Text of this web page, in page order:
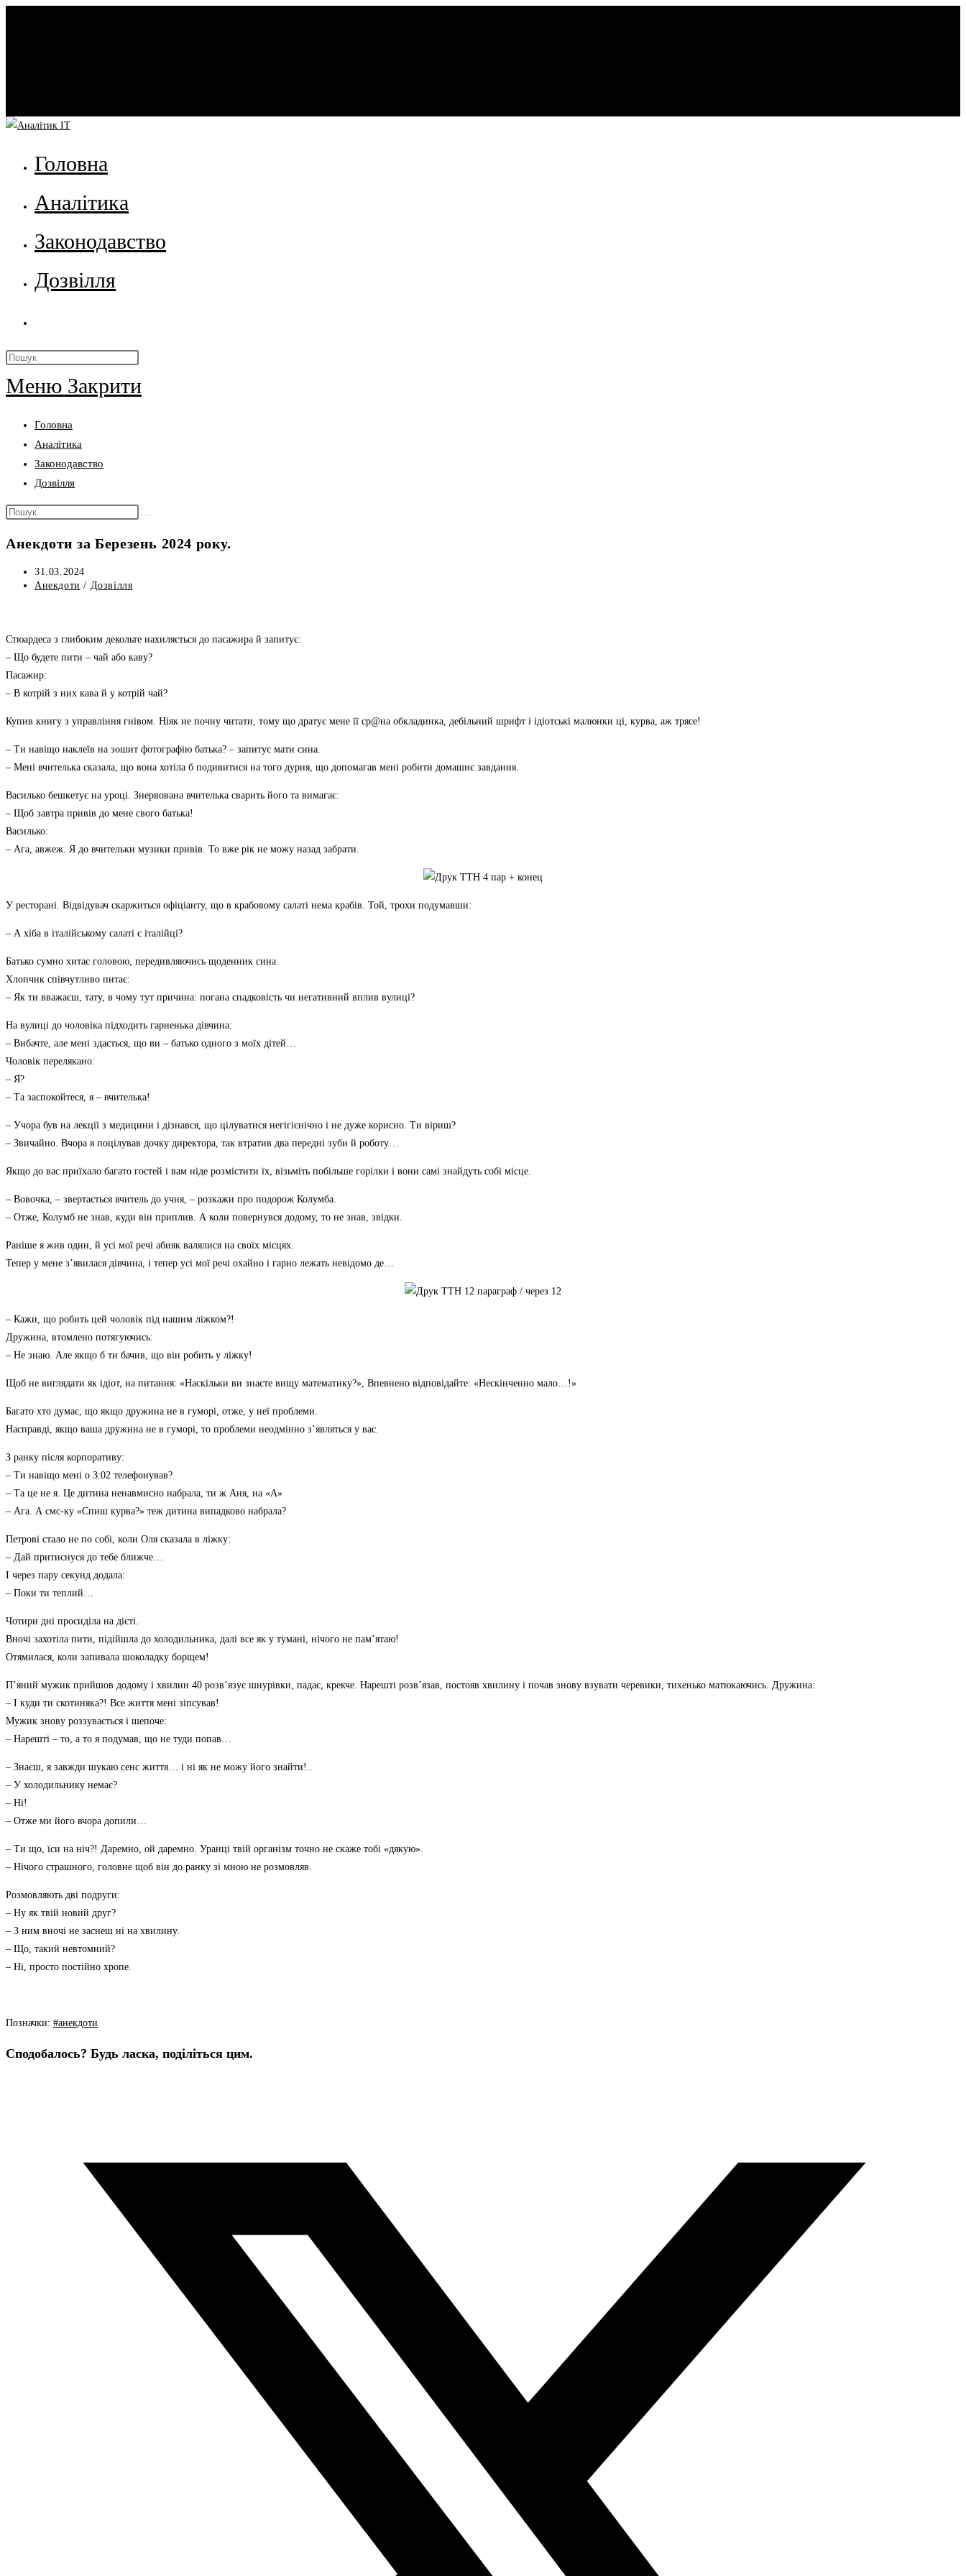
Головна
Аналітика
Законодавство
Дозвілля
Меню Закрити
Головна
Аналітика
Законодавство
Дозвілля
Анекдоти за Березень 2024 року.
31.03.2024
Анекдоти / Дозвілля
Стюардеса з глибоким декольте нахиляється до пасажира й запитує:
– Що будете пити – чай або каву?
Пасажир:
– В котрій з них кава й у котрій чай?
Купив книгу з управління гнівом. Ніяк не почну читати, тому що дратує мене її ср@на обкладинка, дебільний шрифт і ідіотські малюнки ці, курва, аж трясе!
– Ти навіщо наклеїв на зошит фотографію батька? – запитує мати сина.
– Мені вчителька сказала, що вона хотіла б подивитися на того дурня, що допомагав мені робити домашнє завдання.
Василько бешкетує на уроці. Знервована вчителька сварить його та вимагає:
– Щоб завтра привів до мене свого батька!
Василько:
– Ага, авжеж. Я до вчительки музики привів. То вже рік не можу назад забрати.
У ресторані. Відвідувач скаржиться офіціанту, що в крабовому салаті нема крабів. Той, трохи подумавши:
– А хіба в італійському салаті є італійці?
Батько сумно хитає головою, передивляючись щоденник сина.
Хлопчик співчутливо питає:
– Як ти вважаєш, тату, в чому тут причина: погана спадковість чи негативний вплив вулиці?
На вулиці до чоловіка підходить гарненька дівчина:
– Вибачте, але мені здається, що ви – батько одного з моїх дітей…
Чоловік перелякано:
– Я?
– Та заспокойтеся, я – вчителька!
– Учора був на лекції з медицини і дізнався, що цілуватися негігієнічно і не дуже корисно. Ти віриш?
– Звичайно. Вчора я поцілував дочку директора, так втратив два передні зуби й роботу…
Якщо до вас приїхало багато гостей і вам ніде розмістити їх, візьміть побільше горілки і вони самі знайдуть собі місце.
– Вовочка, – звертається вчитель до учня, – розкажи про подорож Колумба.
– Отже, Колумб не знав, куди він приплив. А коли повернувся додому, то не знав, звідки.
Раніше я жив один, й усі мої речі абияк валялися на своїх місцях.
Тепер у мене з’явилася дівчина, і тепер усі мої речі охайно і гарно лежать невідомо де…
– Кажи, що робить цей чоловік під нашим ліжком?!
Дружина, втомлено потягуючись:
– Не знаю. Але якщо б ти бачив, що він робить у ліжку!
Щоб не виглядати як ідіот, на питання: «Наскільки ви знаєте вищу математику?», Впевнено відповідайте: «Нескінченно мало…!»
Багато хто думає, що якщо дружина не в гуморі, отже, у неї проблеми.
Насправді, якщо ваша дружина не в гуморі, то проблеми неодмінно з’являться у вас.
З ранку після корпоративу:
– Ти навіщо мені о 3:02 телефонував?
– Та це не я. Це дитина ненавмисно набрала, ти ж Аня, на «А»
– Ага. А смс-ку «Спиш курва?» теж дитина випадково набрала?
Петрові стало не по собі, коли Оля сказала в ліжку:
– Дай притиснуся до тебе ближче…
І через пару секунд додала:
– Поки ти теплий…
Чотири дні просиділа на дієті.
Вночі захотіла пити, підійшла до холодильника, далі все як у тумані, нічого не пам’ятаю!
Отямилася, коли запивала шоколадку борщем!
П’яний мужик прийшов додому і хвилин 40 розв’язує шнурівки, падає, крекче. Нарешті розв’язав, постояв хвилину і почав знову взувати черевики, тихенько матюкаючись. Дружина:
– І куди ти скотиняка?! Все життя мені зіпсував!
Мужик знову роззувається і шепоче:
– Нарешті – то, а то я подумав, що не туди попав…
– Знаєш, я завжди шукаю сенс життя… і ні як не можу його знайти!..
– У холодильнику немає?
– Ні!
– Отже ми його вчора допили…
– Ти що, їси на ніч?! Даремно, ой даремно. Уранці твій організм точно не скаже тобі «дякую».
– Нічого страшного, головне щоб він до ранку зі мною не розмовляв.
Розмовляють дві подруги:
– Ну як твій новий друг?
– З ним вночі не заснеш ні на хвилину.
– Що, такий невтомний?
– Ні, просто постійно хропе.
Позначки: #анекдоти
Сподобалось? Будь ласка, поділіться цим.